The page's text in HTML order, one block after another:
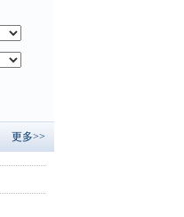
更多>>